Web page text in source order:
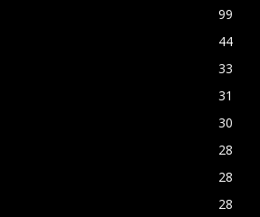
99
44
33
31
30
28
28
28